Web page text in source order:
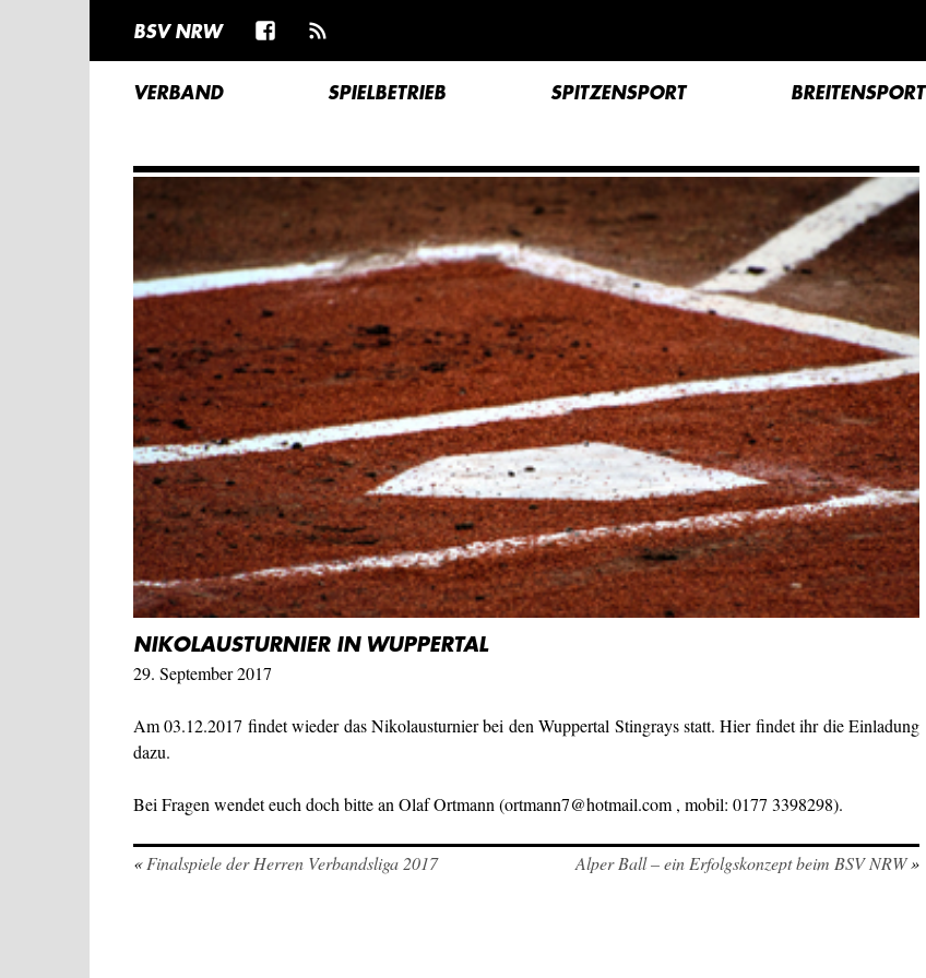
BSV NRW
VERBAND SPIELBETRIEB SPITZENSPORT BREITENSPORT
NIKOLAUSTURNIER IN WUPPERTAL
29. September 2017
Am 03.12.2017 findet wieder das Nikolausturnier bei den Wuppertal Stingrays statt. Hier findet ihr die Einladung
dazu.
Bei Fragen wendet euch doch bitte an Olaf Ortmann (ortmann7@hotmail.com , mobil: 0177 3398298).
«Finalspiele der Herren Verbandsliga 2017 Alper Ball – ein Erfolgskonzept beim BSV NRW»